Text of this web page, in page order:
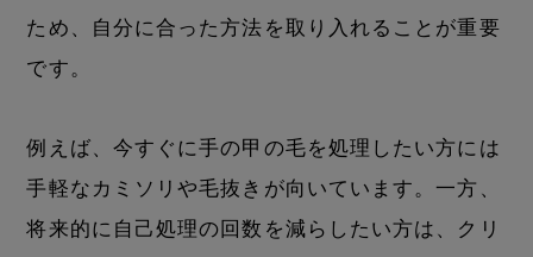
ため、自分に合った方法を取り入れることが重要
です。
例えば、今すぐに手の甲の毛を処理したい方には
手軽なカミソリや毛抜きが向いています。一方、
将来的に自己処理の回数を減らしたい方は、クリ